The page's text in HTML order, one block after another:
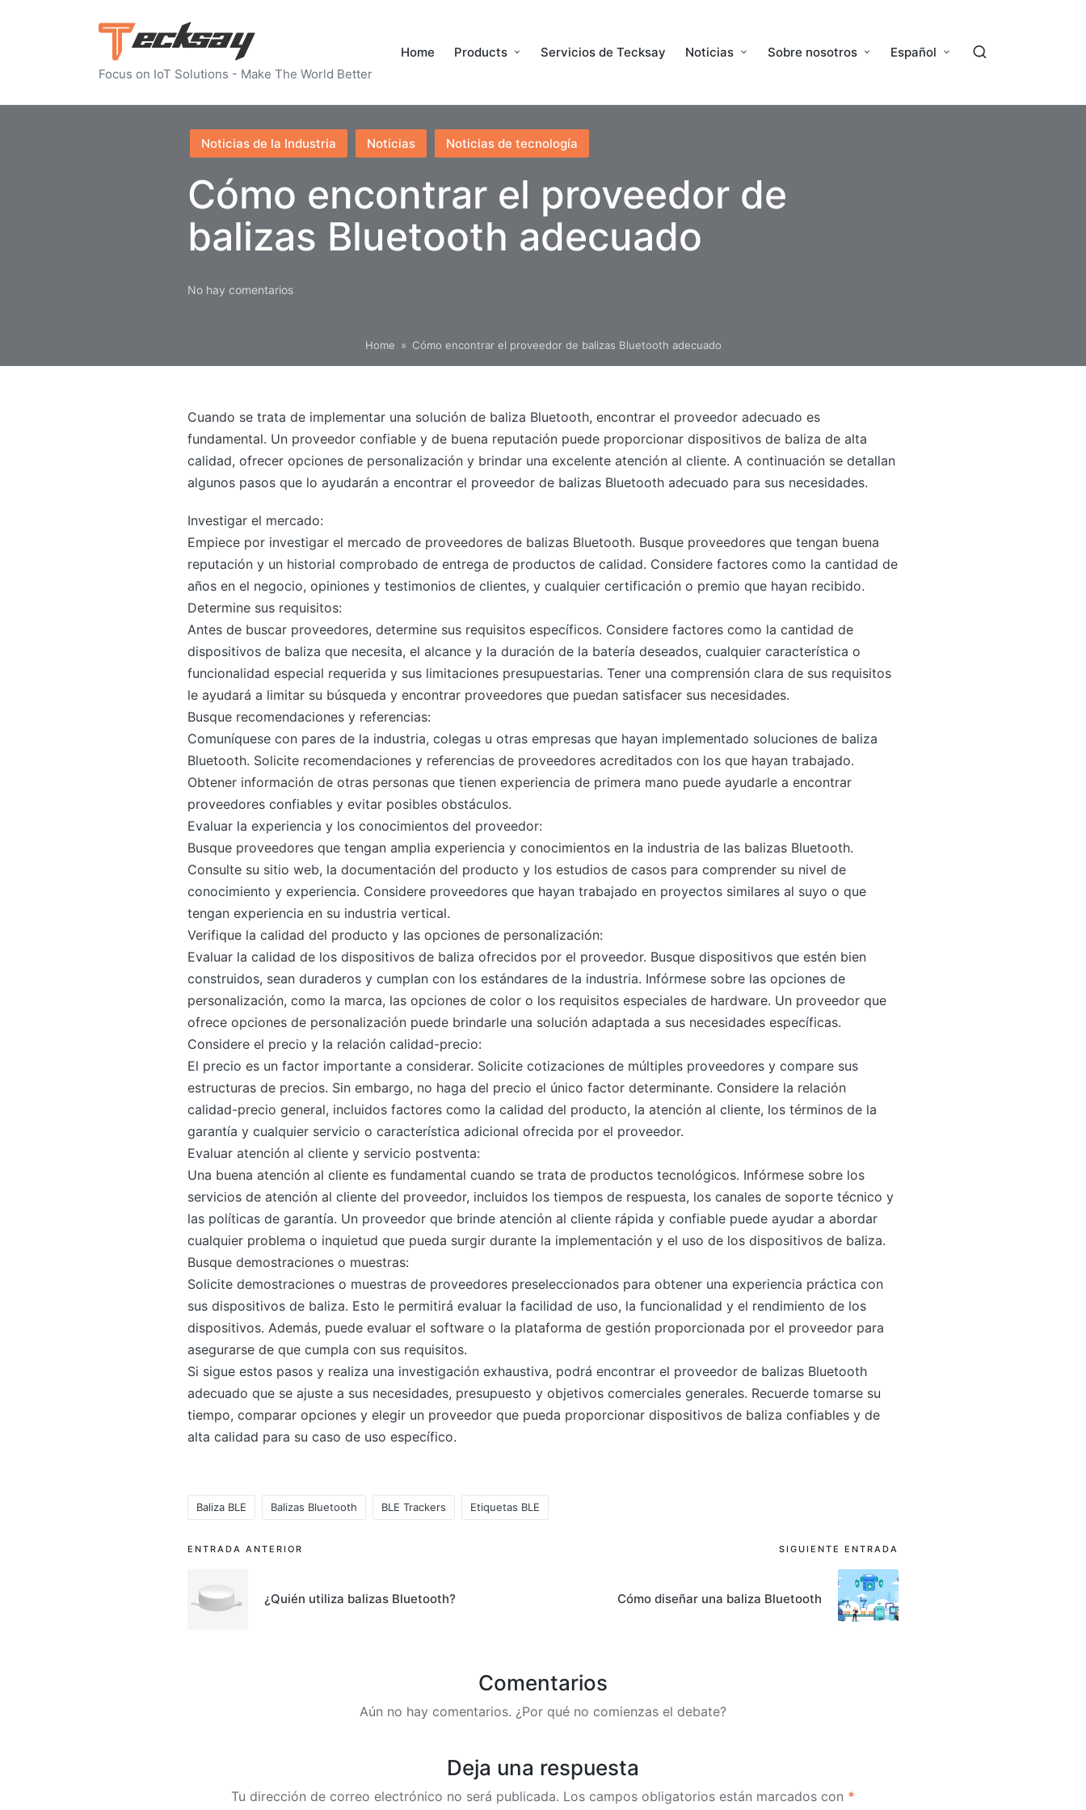
Focus on IoT Solutions - Make The World Better
Home Products Servicios de Tecksay Noticias Sobre nosotros Español
Publicado
en
Noticias de la Industria Noticias Noticias de tecnología
Cómo encontrar el proveedor de
balizas Bluetooth adecuado
No hay comentarios
Home » Cómo encontrar el proveedor de balizas Bluetooth adecuado
Cuando se trata de implementar una solución de baliza Bluetooth, encontrar el proveedor adecuado es
fundamental. Un proveedor confiable y de buena reputación puede proporcionar dispositivos de baliza de alta
calidad, ofrecer opciones de personalización y brindar una excelente atención al cliente. A continuación se detallan
algunos pasos que lo ayudarán a encontrar el proveedor de balizas Bluetooth adecuado para sus necesidades.
Investigar el mercado:
Empiece por investigar el mercado de proveedores de balizas Bluetooth. Busque proveedores que tengan buena
reputación y un historial comprobado de entrega de productos de calidad. Considere factores como la cantidad de
años en el negocio, opiniones y testimonios de clientes, y cualquier certificación o premio que hayan recibido.
Determine sus requisitos:
Antes de buscar proveedores, determine sus requisitos específicos. Considere factores como la cantidad de
dispositivos de baliza que necesita, el alcance y la duración de la batería deseados, cualquier característica o
funcionalidad especial requerida y sus limitaciones presupuestarias. Tener una comprensión clara de sus requisitos
le ayudará a limitar su búsqueda y encontrar proveedores que puedan satisfacer sus necesidades.
Busque recomendaciones y referencias:
Comuníquese con pares de la industria, colegas u otras empresas que hayan implementado soluciones de baliza
Bluetooth. Solicite recomendaciones y referencias de proveedores acreditados con los que hayan trabajado.
Obtener información de otras personas que tienen experiencia de primera mano puede ayudarle a encontrar
proveedores confiables y evitar posibles obstáculos.
Evaluar la experiencia y los conocimientos del proveedor:
Busque proveedores que tengan amplia experiencia y conocimientos en la industria de las balizas Bluetooth.
Consulte su sitio web, la documentación del producto y los estudios de casos para comprender su nivel de
conocimiento y experiencia. Considere proveedores que hayan trabajado en proyectos similares al suyo o que
tengan experiencia en su industria vertical.
Verifique la calidad del producto y las opciones de personalización:
Evaluar la calidad de los dispositivos de baliza ofrecidos por el proveedor. Busque dispositivos que estén bien
construidos, sean duraderos y cumplan con los estándares de la industria. Infórmese sobre las opciones de
personalización, como la marca, las opciones de color o los requisitos especiales de hardware. Un proveedor que
ofrece opciones de personalización puede brindarle una solución adaptada a sus necesidades específicas.
Considere el precio y la relación calidad-precio:
El precio es un factor importante a considerar. Solicite cotizaciones de múltiples proveedores y compare sus
estructuras de precios. Sin embargo, no haga del precio el único factor determinante. Considere la relación
calidad-precio general, incluidos factores como la calidad del producto, la atención al cliente, los términos de la
garantía y cualquier servicio o característica adicional ofrecida por el proveedor.
Evaluar atención al cliente y servicio postventa:
Una buena atención al cliente es fundamental cuando se trata de productos tecnológicos. Infórmese sobre los
servicios de atención al cliente del proveedor, incluidos los tiempos de respuesta, los canales de soporte técnico y
las políticas de garantía. Un proveedor que brinde atención al cliente rápida y confiable puede ayudar a abordar
cualquier problema o inquietud que pueda surgir durante la implementación y el uso de los dispositivos de baliza.
Busque demostraciones o muestras:
Solicite demostraciones o muestras de proveedores preseleccionados para obtener una experiencia práctica con
sus dispositivos de baliza. Esto le permitirá evaluar la facilidad de uso, la funcionalidad y el rendimiento de los
dispositivos. Además, puede evaluar el software o la plataforma de gestión proporcionada por el proveedor para
asegurarse de que cumpla con sus requisitos.
Si sigue estos pasos y realiza una investigación exhaustiva, podrá encontrar el proveedor de balizas Bluetooth
adecuado que se ajuste a sus necesidades, presupuesto y objetivos comerciales generales. Recuerde tomarse su
tiempo, comparar opciones y elegir un proveedor que pueda proporcionar dispositivos de baliza confiables y de
alta calidad para su caso de uso específico.
Etiquetas:
Baliza BLE Balizas Bluetooth BLE Trackers Etiquetas BLE
Navegación
de
entradas
ENTRADA ANTERIOR
¿Quién utiliza balizas Bluetooth?
SIGUIENTE ENTRADA
Cómo diseñar una baliza Bluetooth
Comentarios
Aún no hay comentarios. ¿Por qué no comienzas el debate?
Deja una respuesta
Tu dirección de correo electrónico no será publicada. Los campos obligatorios están marcados con *